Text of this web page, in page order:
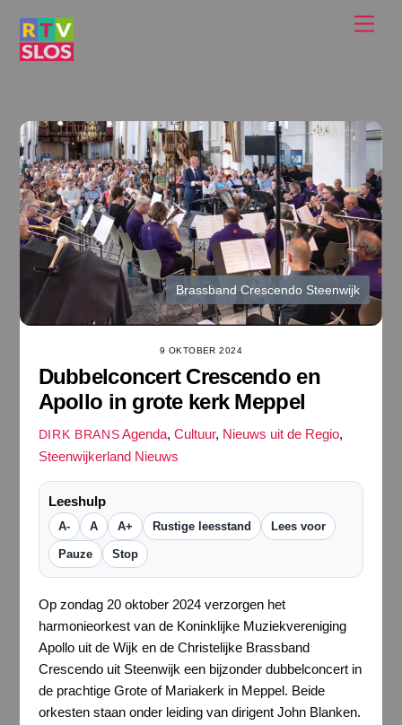
Brassband Crescendo Steenwijk
9 OKTOBER 2024
Dubbelconcert Crescendo en
Apollo in grote kerk Meppel
DIRK BRANS Agenda,Cultuur, Nieuws uit de Regio,
Steenwijkerland Nieuws
Leeshulp
A- A A+ Rustige leesstand Lees voor
Pauze Stop
Op zondag 20 oktober 2024 verzorgen het
harmonieorkest van de Koninklijke Muziekvereniging
Apollo uit de Wijk en de Christelijke Brassband
Crescendo uit Steenwijk een bijzonder dubbelconcert in
de prachtige Grote of Mariakerk in Meppel. Beide
orkesten staan onder leiding van dirigent John Blanken.